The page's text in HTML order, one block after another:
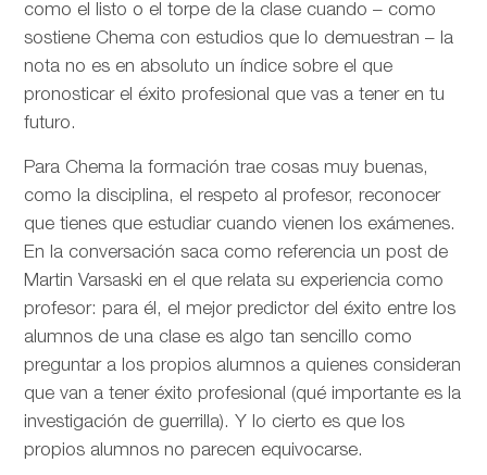
como el listo o el torpe de la clase cuando – como
sostiene Chema con estudios que lo demuestran – la
nota no es en absoluto un índice sobre el que
pronosticar el éxito profesional que vas a tener en tu
futuro.
Para Chema la formación trae cosas muy buenas,
como la disciplina, el respeto al profesor, reconocer
que tienes que estudiar cuando vienen los exámenes.
En la conversación saca como referencia un post de
Martin Varsaski en el que relata su experiencia como
profesor: para él, el mejor predictor del éxito entre los
alumnos de una clase es algo tan sencillo como
preguntar a los propios alumnos a quienes consideran
que van a tener éxito profesional (qué importante es la
investigación de guerrilla). Y lo cierto es que los
propios alumnos no parecen equivocarse.